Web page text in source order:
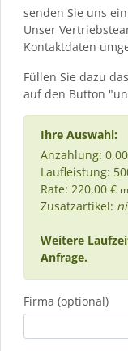
senden Sie uns
Unser
Kontaktdaten
Füllen Sie dazu
auf den Button
Ihre Auswahl:
Anzahlung:
Laufleistung:
Rate: 220,00 €
Zusatzartikel:
Weitere
Anfrage.
Firma (optional)